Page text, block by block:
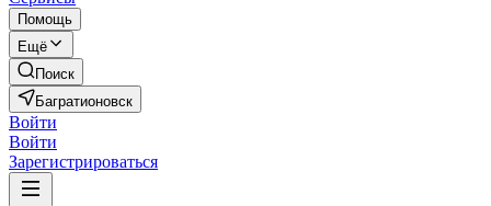
Помощь
Ещё
Поиск
Багратионовск
Войти
Войти
Зарегистрироваться